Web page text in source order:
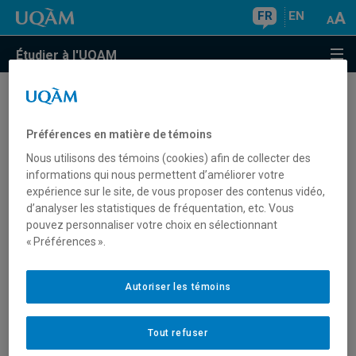
FR EN
Étudier à l'UQAM
Je n'ai pas de diplôme d'études
collégiales (DEC). Puis-je étudier à
l'UQAM?
À partir de 21 ans, on peut accéder aux études
universitaires sur la base de notre expérience de vie et de
programmes de premier cycle prévoient des places pour
les conditions d'admission des programmes afin de
vérifier s'il est possible d’y être admis sous la base
Expérience.
Préférences en matière de témoins
Nous utilisons des témoins (cookies) afin de collecter des
informations qui nous permettent d’améliorer votre
expérience sur le site, de vous proposer des contenus vidéo,
d’analyser les statistiques de fréquentation, etc. Vous
pouvez personnaliser votre choix en sélectionnant
« Préférences ».
Tout refuser
Autoriser les témoins